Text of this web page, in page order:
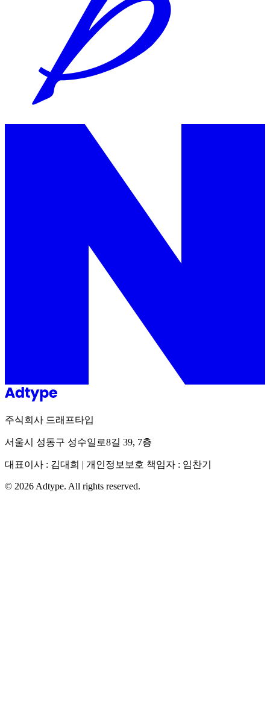
주식회사 드래프타입
서울시 성동구 성수일로8길 39, 7층
대표이사 : 김대희 | 개인정보보호 책임자 : 임찬기
© 2026 Adtype. All rights reserved.